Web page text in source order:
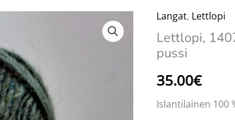
Langat, Lettlopi
Lettlopi,
pussi
35.00€
Islantilainen 100